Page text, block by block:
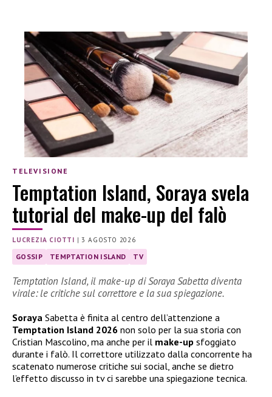
TELEVISIONE
Temptation Island, Soraya svela
tutorial del make-up del falò
LUCREZIA CIOTTI |3 AGOSTO 2026
GOSSIP TEMPTATION ISLAND TV
Temptation Island, il make-up di Soraya Sabetta diventa
virale: le critiche sul correttore e la sua spiegazione.
Soraya Sabetta è finita al centro dell’attenzione a
Temptation Island 2026 non solo per la sua storia con
Cristian Mascolino, ma anche per il make-up sfoggiato
durante i falò. Il correttore utilizzato dalla concorrente ha
scatenato numerose critiche sui social, anche se dietro
l’effetto discusso in tv ci sarebbe una spiegazione tecnica.